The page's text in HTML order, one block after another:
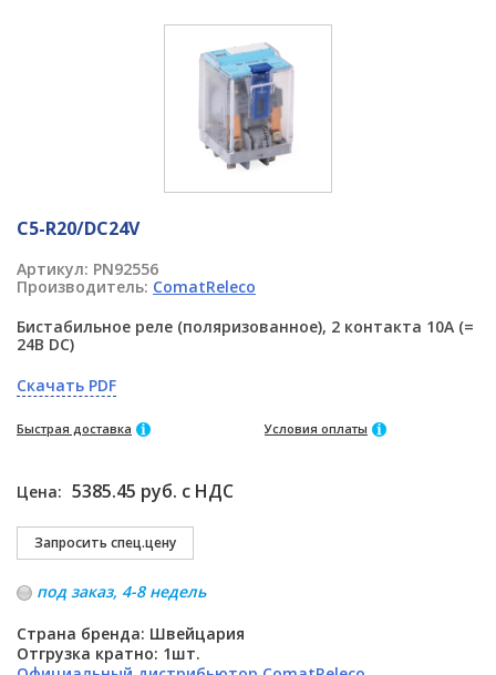
C5-R20/DC24V
Артикул: PN92556
Производитель: ComatReleco
Бистабильное реле (поляризованное), 2 контакта 10A (=
24В DC)
Скачать PDF
Быстрая доставка Условия оплаты
Цена: 5385.45 руб. с НДС
под заказ, 4-8 недель
Страна бренда: Швейцария
Отгрузка кратно: 1шт.